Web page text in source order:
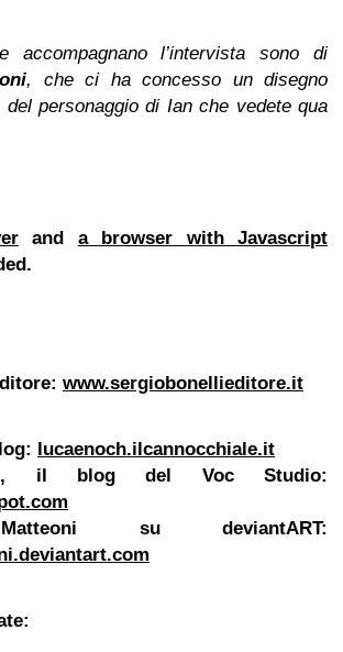
accompagnano l’intervista sono di
, che ci ha concesso un disegno
personaggio di Ian che vedete qua
and a browser with Javascript
www.sergiobonellieditore.it
lucaenoch.ilcannocchiale.it
il blog del Voc Studio:
su deviantART: